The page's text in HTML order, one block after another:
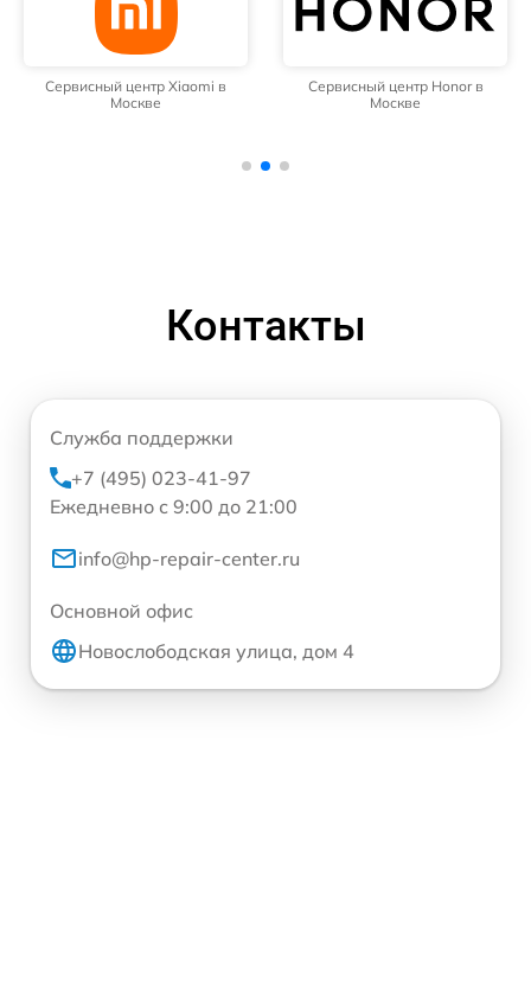
Сервисный центр Xiaomi в
Москве
Сервисный центр Honor в
Москве
Контакты
Служба поддержки
+7 (495) 023-41-97
Ежедневно с 9:00 до 21:00
info@hp-repair-center.ru
Основной офис
Новослободская улица, дом 4